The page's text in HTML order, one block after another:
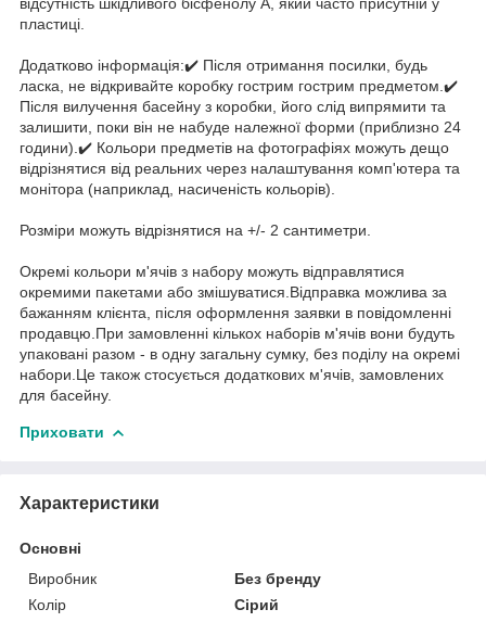
пластиці.
Додатково інформація:✔️ Після отримання посилки, будь
ласка, не відкривайте коробку гострим гострим предметом.✔️
Після вилучення басейну з коробки, його слід випрямити та
залишити, поки він не набуде належної форми (приблизно 24
години).✔️ Кольори предметів на фотографіях можуть дещо
відрізнятися від реальних через налаштування комп'ютера та
монітора (наприклад, насиченість кольорів).
Розміри можуть відрізнятися на +/- 2 сантиметри.
Окремі кольори м'ячів з набору можуть відправлятися
окремими пакетами або змішуватися.Відправка можлива за
бажанням клієнта, після оформлення заявки в повідомленні
продавцю.При замовленні кількох наборів м'ячів вони будуть
упаковані разом - в одну загальну сумку, без поділу на окремі
набори.Це також стосується додаткових м'ячів, замовлених
для басейну.
Приховати
Характеристики
Основні
Виробник
Без бренду
Колір
Сірий